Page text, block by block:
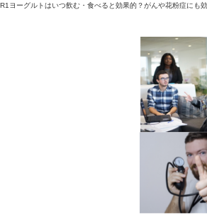
R1ヨーグルトはいつ飲む・食べると効果的？がんや花粉症にも